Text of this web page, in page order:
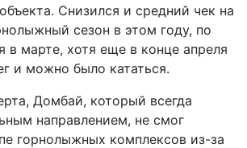
Снизился и средний чек на
сезон в этом году, по
в марте, хотя еще в конце апреля
и можно было кататься.
Домбай, который всегда
направлением, не смог
горнолыжных комплексов из-за